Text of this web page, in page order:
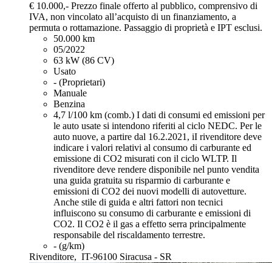
€ 10.000,- Prezzo finale offerto al pubblico, comprensivo di
IVA, non vincolato all’acquisto di un finanziamento, a
permuta o rottamazione. Passaggio di proprietà e IPT esclusi.
50.000 km
05/2022
63 kW (86 CV)
Usato
- (Proprietari)
Manuale
Benzina
4,7 l/100 km (comb.) I dati di consumi ed emissioni per
le auto usate si intendono riferiti al ciclo NEDC. Per le
auto nuove, a partire dal 16.2.2021, iI rivenditore deve
indicare i valori relativi al consumo di carburante ed
emissione di CO2 misurati con il ciclo WLTP. Il
rivenditore deve rendere disponibile nel punto vendita
una guida gratuita su risparmio di carburante e
emissioni di CO2 dei nuovi modelli di autovetture.
Anche stile di guida e altri fattori non tecnici
influiscono su consumo di carburante e emissioni di
CO2. Il CO2 è il gas a effetto serra principalmente
responsabile del riscaldamento terrestre.
- (g/km)
Rivenditore, IT-96100 Siracusa - SR